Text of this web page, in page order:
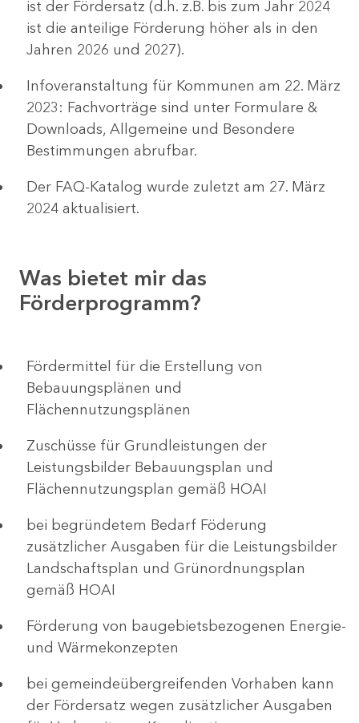
ist der Fördersatz (d.h. z.B. bis zum Jahr 2024
ist die anteilige Förderung höher als in den
Jahren 2026 und 2027).
Infoveranstaltung für Kommunen am 22. März
2023: Fachvorträge sind unter Formulare &
Downloads, Allgemeine und Besondere
Bestimmungen abrufbar.
Der FAQ-Katalog wurde zuletzt am 27. März
2024 aktualisiert.
Was bietet mir das
Förderprogramm?
Fördermittel für die Erstellung von
Bebauungsplänen und
Flächennutzungsplänen
Zuschüsse für Grundleistungen der
Leistungsbilder Bebauungsplan und
Flächennutzungsplan gemäß HOAI
bei begründetem Bedarf Föderung
zusätzlicher Ausgaben für die Leistungsbilder
Landschaftsplan und Grünordnungsplan
gemäß HOAI
Förderung von baugebietsbezogenen Energie-
und Wärmekonzepten
bei gemeindeübergreifenden Vorhaben kann
der Fördersatz wegen zusätzlicher Ausgaben